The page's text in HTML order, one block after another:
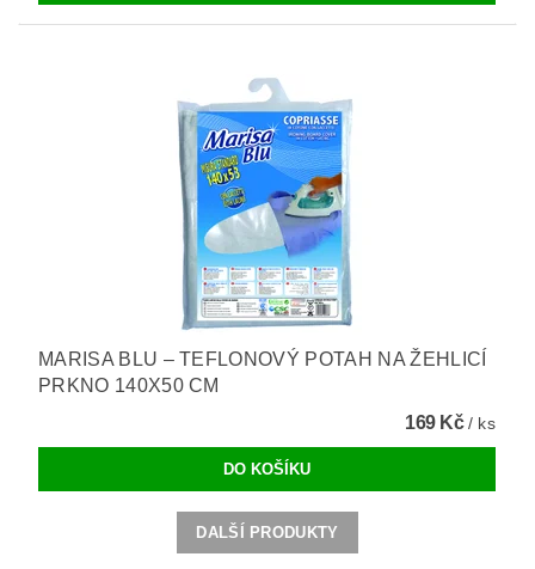
MARISA BLU – TEFLONOVÝ POTAH NA ŽEHLICÍ
PRKNO 140X50 CM
169 Kč/ ks
DALŠÍ PRODUKTY